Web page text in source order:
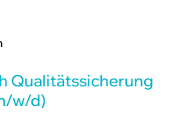
Quali­täts­si­che­rung
w/d)